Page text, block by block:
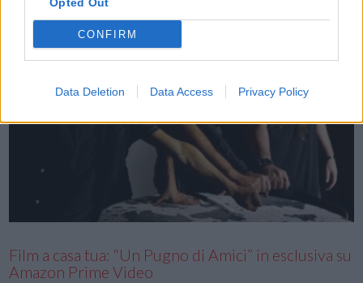
CONFIRM
Data Deletion Data Access Privacy Policy
VIEW POST
Film a casa tua: “Un Pugno di Amici” in esclusiva su
Amazon Prime Video